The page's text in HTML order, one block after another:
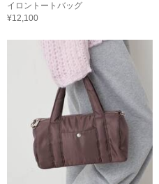
イロントートバッグ
¥12,100